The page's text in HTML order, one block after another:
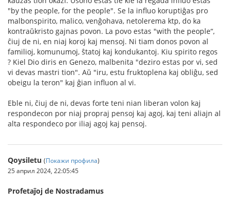
"by the people, for the people". Se la influo koruptiĝas pro
malbonspirito, malico, venĝohava, netolerema ktp, do ka
kontraŭkristo gajnas povon. La povo estas "with the people“,
ĉiuj de ni, en niaj koroj kaj mensoj. Ni tiam donos povon al
familioj, komunumoj, ŝtatoj kaj kondukantoj. Kiu spirito regos
? Kiel Dio diris en Genezo, malbenita "deziro estas por vi, sed
vi devas mastri tion". Aŭ "iru, estu fruktoplena kaj obliĝu, sed
obeigu la teron" kaj ĝian influon al vi.
Eble ni, ĉiuj de ni, devas forte teni nian liberan volon kaj
respondecon por niaj propraj pensoj kaj agoj, kaj teni aliajn al
alta respondeco por iliaj agoj kaj pensoj.
Qoysiletu (Покажи профила)
25 април 2024, 22:05:45
Profetaĵoj de Nostradamus